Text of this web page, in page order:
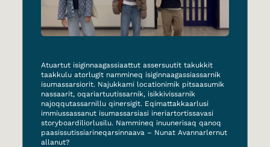
Atuartut isiginnaagassiaattut assersuutit takukkit
taakkulu atorlugit nammineq isiginnaagassiassarnik
isumassarsiorit. Najukkami locationimik pitsaasumik
nassaarit, oqariartuutissarnik, isikkivissarnik
najoqqutassarnillu qinersigit. Eqimattakkaarlusi
immiussassanut isumassarsiasi ineriartortissavasi
storyboardiliorlusilu. Nammineq inuunerisaq qanoq
paasissutissiarineqarsinnaava – Nunat Avannarlernut
allanut?